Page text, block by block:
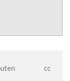
Schouten cc